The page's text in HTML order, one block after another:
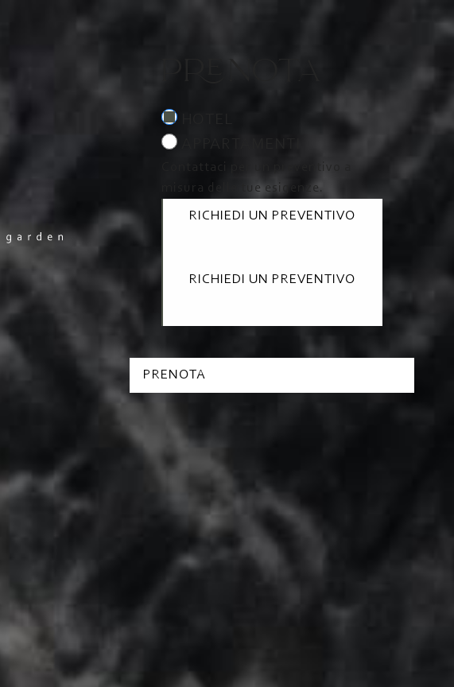
PRENOTA
Contattaci per un preventivo a
misura delle tue esigenze.
RICHIEDI UN PREVENTIVO
RICHIEDI UN PREVENTIVO
PRENOTA